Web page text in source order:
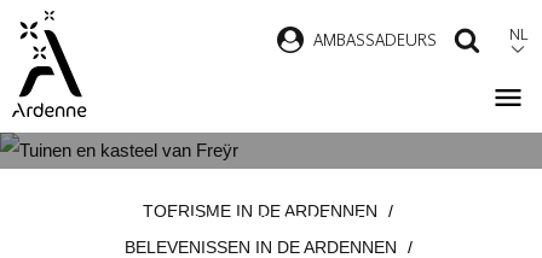
Overslaan
naar
inhoud
AMBASSADEURS NL
MAASVALLEI
TOERISME IN DE ARDENNEN
BELEVENISSEN IN DE ARDENNEN